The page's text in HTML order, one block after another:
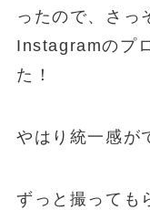
ったので、さっ
Instagramのプ
た！
やはり統一感が
ずっと撮っても